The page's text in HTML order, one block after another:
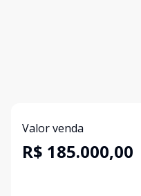
Valor venda
R$ 185.000,00